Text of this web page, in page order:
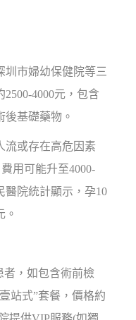
圳市婦幼保健院等三
2500-4000元，包含
基礎藥物。
流或存在高危因素
用可能升至4000-
醫院統計顯示，孕10
。
者，如包含術前檢
站式”套餐，價格約